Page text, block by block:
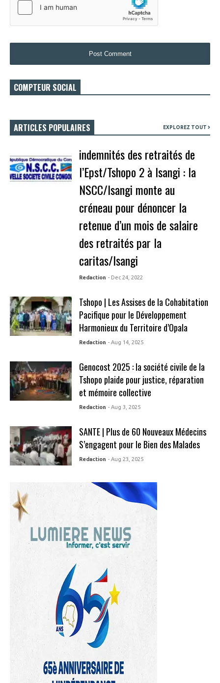
COMPTEUR SOCIAL
ARTICLES POPULAIRES EXPLOREZ TOUT
indemnités des retraités de
l’Epst/Tshopo 2 à Isangi : la
NSCC/Isangi monte au
créneau pour dénoncer la
retenue d’un mois de salaire
des retraités par la
caritas/Isangi
Redaction - Dec 24, 2022
Tshopo | Les Assises de la Cohabitation
Pacifique pour le Développement
Harmonieux du Territoire d’Opala
Redaction - Aug 14, 2025
Genocost 2025 : la société civile de la
Tshopo plaide pour justice, réparation
et mémoire collective
Redaction - Aug 3, 2025
SANTE | Plus de 60 Nouveaux Médecins
S’engagent pour le Bien des Malades
Redaction - Aug 23, 2025